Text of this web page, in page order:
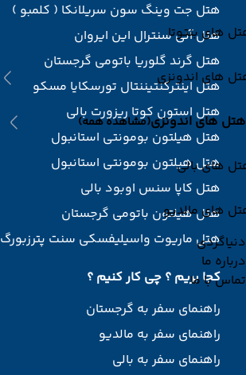
های بنتوتا
های اندونزی
هتل های اندونزی(مشاهده همه)
های بالی
های مالدیو
دنیاگردی
درباره ما
تماس با ما
هتل جت وینگ سون سریلانکا ( کلمبو )
هتل آنی سنترال این ایروان
هتل گرند گلوریا باتومی گرجستان
هتل اینترکنتیننتال تورسکایا مسکو
هتل استون کوتا ریزورت بالی
هتل هیلتون بومونتی استانبول
هتل هیلتون بومونتی استانبول
هتل کاپا سنس اوبود بالی
هتل هیلتون باتومی گرجستان
هتل ماریوت واسیلیفسکی سنت پترزبورگ
کجا بریم ؟ چی کار کنیم ؟
راهنمای سفر به گرجستان
راهنمای سفر به مالدیو
راهنمای سفر به بالی